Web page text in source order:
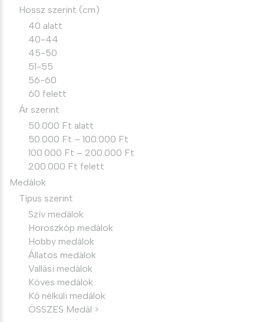
Hossz szerint (cm)
40 alatt
40-44
45-50
51-55
56-60
60 felett
Ár szerint
50.000 Ft alatt
50.000 Ft – 100.000 Ft
100.000 Ft – 200.000 Ft
200.000 Ft felett
Medálok
Típus szerint
Szív medálok
Horoszkóp medálok
Hobby medálok
Állatos medálok
Vallási medálok
Köves medálok
Kő nélküli medálok
ÖSSZES Medál >